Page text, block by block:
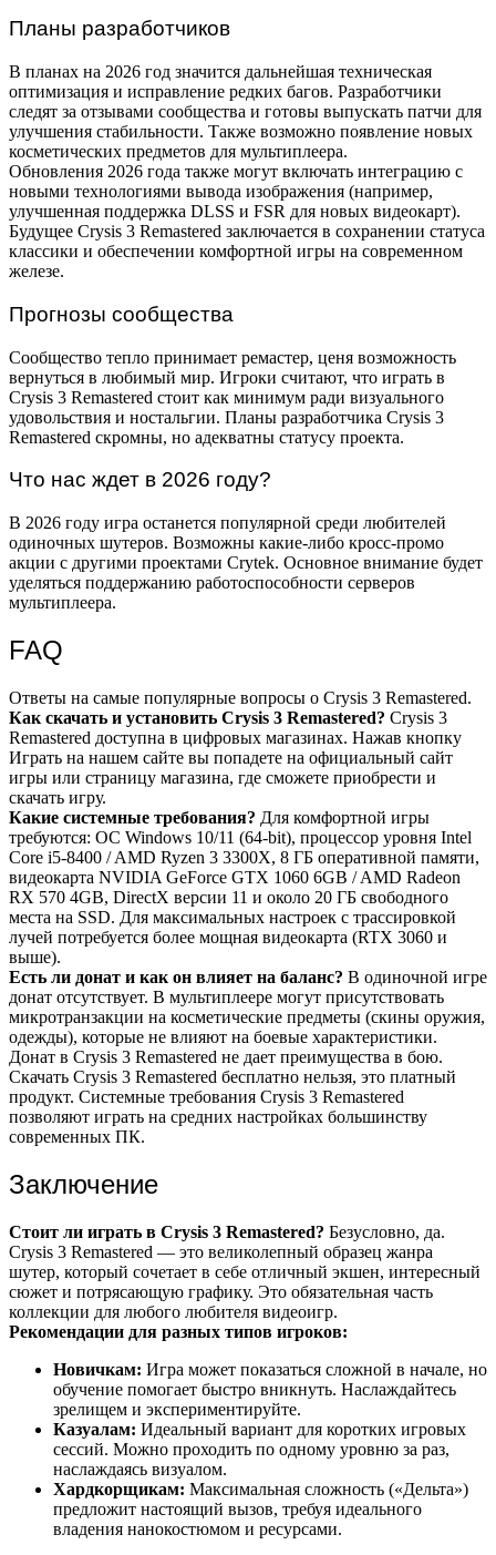
Планы разработчиков
В планах на 2026 год значится дальнейшая техническая
оптимизация и исправление редких багов. Разработчики
следят за отзывами сообщества и готовы выпускать патчи для
улучшения стабильности. Также возможно появление новых
косметических предметов для мультиплеера.
Обновления 2026 года также могут включать интеграцию с
новыми технологиями вывода изображения (например,
улучшенная поддержка DLSS и FSR для новых видеокарт).
Будущее Crysis 3 Remastered заключается в сохранении статуса
классики и обеспечении комфортной игры на современном
железе.
Прогнозы сообщества
Сообщество тепло принимает ремастер, ценя возможность
вернуться в любимый мир. Игроки считают, что играть в
Crysis 3 Remastered стоит как минимум ради визуального
удовольствия и ностальгии. Планы разработчика Crysis 3
Remastered скромны, но адекватны статусу проекта.
Что нас ждет в 2026 году?
В 2026 году игра останется популярной среди любителей
одиночных шутеров. Возможны какие-либо кросс-промо
акции с другими проектами Crytek. Основное внимание будет
уделяться поддержанию работоспособности серверов
мультиплеера.
FAQ
Ответы на самые популярные вопросы о Crysis 3 Remastered.
Как скачать и установить Crysis 3 Remastered? Crysis 3
Remastered доступна в цифровых магазинах. Нажав кнопку
Играть на нашем сайте вы попадете на официальный сайт
игры или страницу магазина, где сможете приобрести и
скачать игру.
Какие системные требования? Для комфортной игры
требуются: ОС Windows 10/11 (64-bit), процессор уровня Intel
Core i5-8400 / AMD Ryzen 3 3300X, 8 ГБ оперативной памяти,
видеокарта NVIDIA GeForce GTX 1060 6GB / AMD Radeon
RX 570 4GB, DirectX версии 11 и около 20 ГБ свободного
места на SSD. Для максимальных настроек с трассировкой
лучей потребуется более мощная видеокарта (RTX 3060 и
выше).
Есть ли донат и как он влияет на баланс? В одиночной игре
донат отсутствует. В мультиплеере могут присутствовать
микротранзакции на косметические предметы (скины оружия,
одежды), которые не влияют на боевые характеристики.
Донат в Crysis 3 Remastered не дает преимущества в бою.
Скачать Crysis 3 Remastered бесплатно нельзя, это платный
продукт. Системные требования Crysis 3 Remastered
позволяют играть на средних настройках большинству
современных ПК.
Заключение
Стоит ли играть в Crysis 3 Remastered? Безусловно, да.
Crysis 3 Remastered — это великолепный образец жанра
шутер, который сочетает в себе отличный экшен, интересный
сюжет и потрясающую графику. Это обязательная часть
коллекции для любого любителя видеоигр.
Рекомендации для разных типов игроков:
Новичкам: Игра может показаться сложной в начале, но
обучение помогает быстро вникнуть. Наслаждайтесь
зрелищем и экспериментируйте.
Казуалам: Идеальный вариант для коротких игровых
сессий. Можно проходить по одному уровню за раз,
наслаждаясь визуалом.
Хардкорщикам: Максимальная сложность («Дельта»)
предложит настоящий вызов, требуя идеального
владения нанокостюмом и ресурсами.